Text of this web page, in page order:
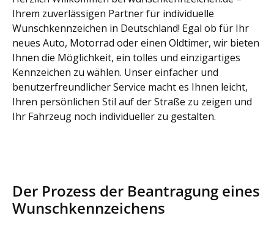
Ihrem zuverlässigen Partner für individuelle
Wunschkennzeichen in Deutschland! Egal ob für Ihr
neues Auto, Motorrad oder einen Oldtimer, wir bieten
Ihnen die Möglichkeit, ein tolles und einzigartiges
Kennzeichen zu wählen. Unser einfacher und
benutzerfreundlicher Service macht es Ihnen leicht,
Ihren persönlichen Stil auf der Straße zu zeigen und
Ihr Fahrzeug noch individueller zu gestalten.
Der Prozess der Beantragung eines
Wunschkennzeichens